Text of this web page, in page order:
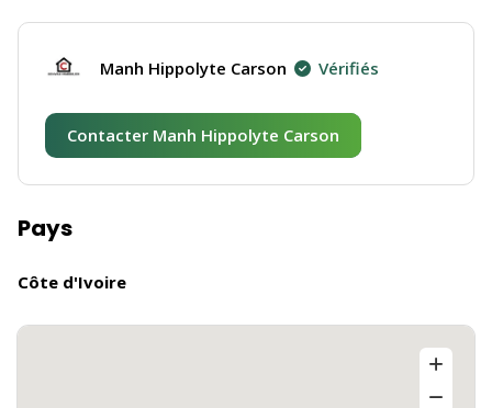
Manh Hippolyte Carson Vérifiés
Contacter Manh Hippolyte Carson
Pays
Côte d'Ivoire